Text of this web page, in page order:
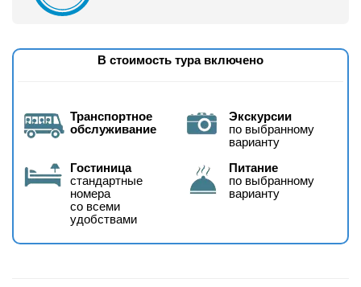
В стоимость тура включено
Транспортное
обслуживание
Экскурсии
по выбранному
варианту
Гостиница
стандартные
номера
со всеми
удобствами
Питание
по выбранному
варианту